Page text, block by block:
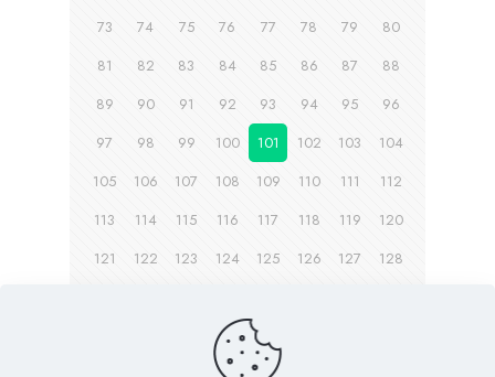
73
74 75 76 77 78 79
80
81
82 83 84 85 86 87
88
89
90 91 92 93 94 95
96
97
98 99 100 101 102 103
104
105
106 107 108 109 110 111
112
113
114 115 116 117 118 119
120
121
122 123 124 125 126 127
128
Page suivante